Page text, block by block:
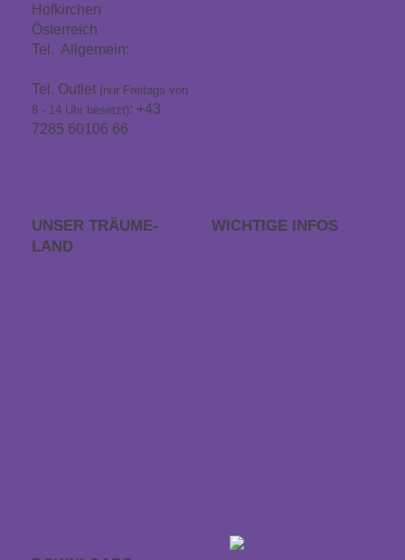
Hofkirchen
Österreich
Tel. Allgemein:
Tel. Outlet (nur Freitags von
8 - 14 Uhr besetzt): +43
7285 60106 66
UNSER TRÄUME­
LAND
WICHTIGE INFOS